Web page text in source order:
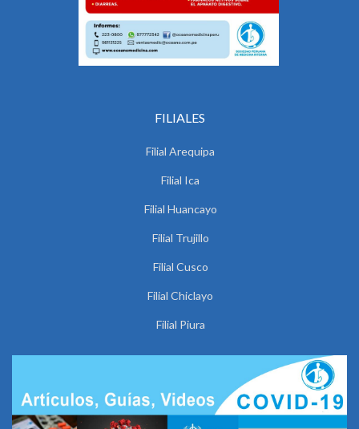
FILIALES
Filial Arequipa
Filial Ica
Filial Huancayo
Filial Trujillo
Filial Cusco
Filial Chiclayo
Filial Piura